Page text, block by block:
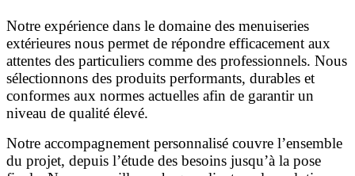
Notre expérience dans le domaine des menuiseries
extérieures nous permet de répondre efficacement aux
attentes des particuliers comme des professionnels. Nous
sélectionnons des produits performants, durables et
conformes aux normes actuelles afin de garantir un
niveau de qualité élevé.
Notre accompagnement personnalisé couvre l’ensemble
du projet, depuis l’étude des besoins jusqu’à la pose